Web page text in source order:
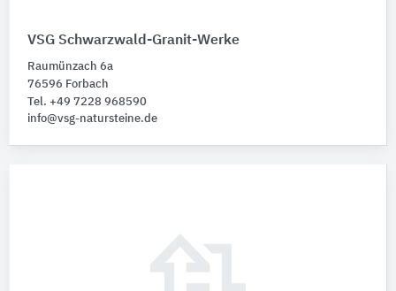
VSG Schwarzwald-Granit-Werke
Raumünzach 6a
76596 Forbach
Tel. +49 7228 968590
info@vsg-natursteine.de